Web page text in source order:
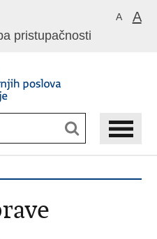
A A
pristupačnosti